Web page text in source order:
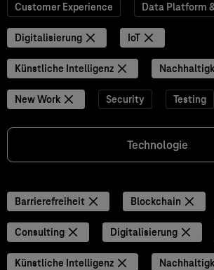
Customer Experience Data Platform
Digitalisierung IoT
Künstliche Intelligenz
New Work Security Testing
Technologie
Barrierefreiheit Blockchain
Consulting Digitalisierung
Künstliche Intelligenz